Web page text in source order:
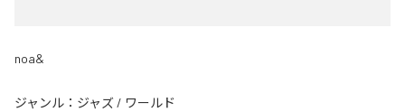
noa&
ジャンル： ジャズ / ワールド